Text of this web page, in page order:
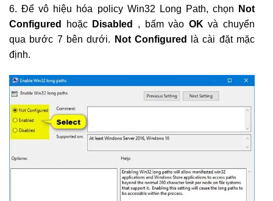
6. Để vô hiệu hóa policy Win32 Long Path, chọn
Not
Configured
hoặc Disabled , bấm vào OKvà chuyển
qua bước 7 bên dưới.
Not Configured
là cài đặt mặc
định.